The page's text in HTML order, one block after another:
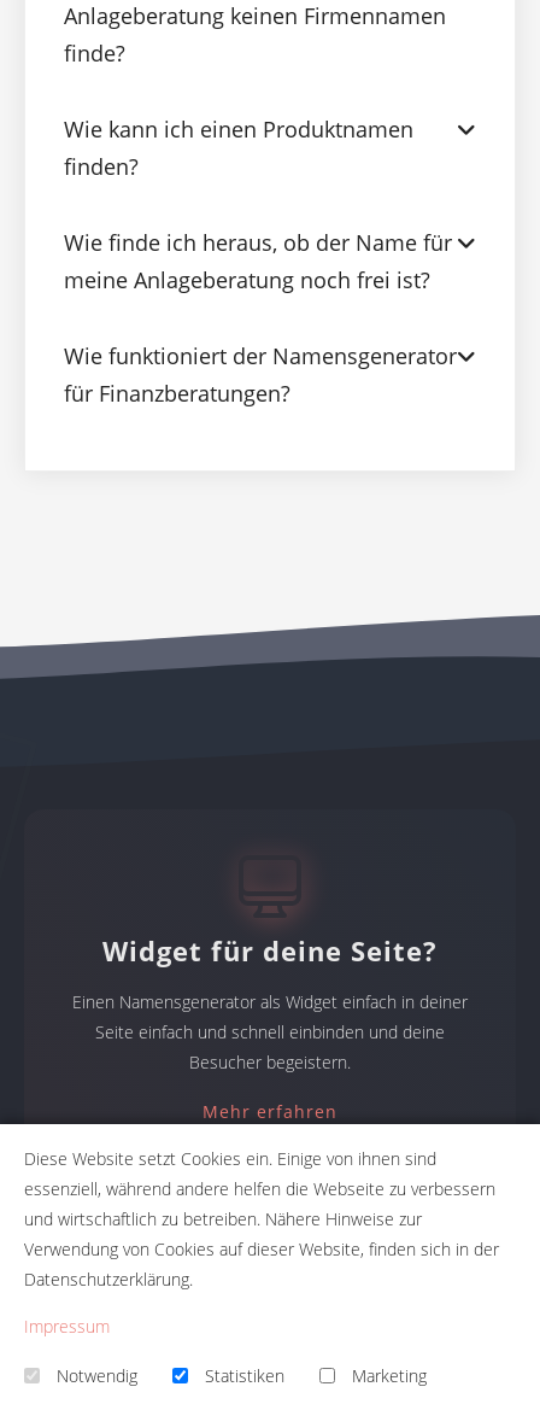
Anlageberatung keinen Firmennamen
finde?
Wie kann ich einen Produktnamen
finden?
Wie finde ich heraus, ob der Name für
meine Anlageberatung noch frei ist?
Wie funktioniert der Namensgenerator
für Finanzberatungen?
Widget für deine Seite?
Einen Namensgenerator als Widget einfach in deiner
Seite einfach und schnell einbinden und deine
Besucher begeistern.
Mehr erfahren
Namensgeneratoren
Namensfindung mit NameRobot: Firmennamen, Produktnamen,
Projektnamen. Mit den Namensgeneratoren erhält du den
Diese Website setzt Cookies ein. Einige von ihnen sind
essenziell, während andere helfen die Webseite zu verbessern
und wirtschaftlich zu betreiben. Nähere Hinweise zur
Verwendung von Cookies auf dieser Website, finden sich in der
Datenschutzerklärung.
Impressum
Notwendig Statistiken Marketing